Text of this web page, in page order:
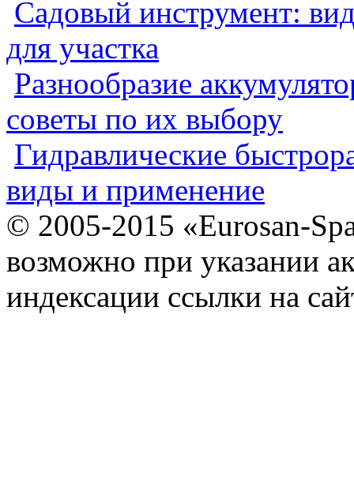
Садовый инструмент:
для участка
Разнообразие
советы по их выбору
Гидравлические
виды и применение
© 2005-2015 «Eurosan-
возможно при указании
индексации ссылки на